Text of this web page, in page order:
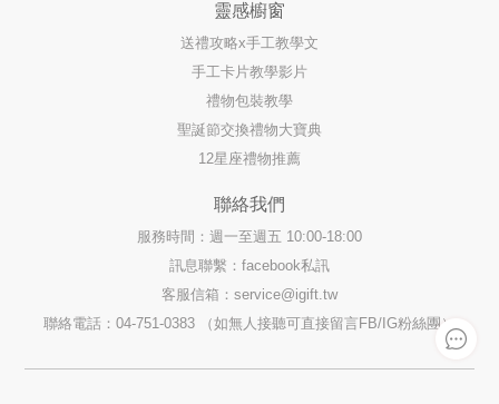
靈感櫥窗
送禮攻略x手工教學文
手工卡片教學影片
禮物包裝教學
聖誕節交換禮物大寶典
12星座禮物推薦
聯絡我們
服務時間：週一至週五 10:00-18:00
訊息聯繫：facebook私訊
客服信箱： service@igift.tw
聯絡電話：04-751-0383 （如無人接聽可直接留言FB/IG粉絲團）